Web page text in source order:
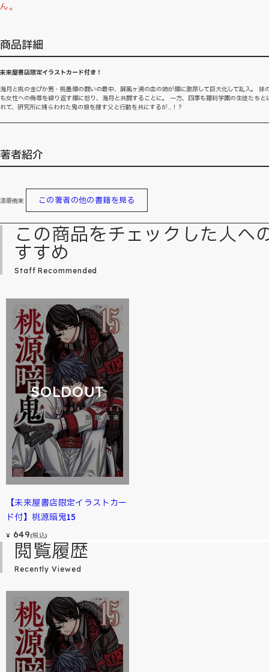
ん。
商品詳細
未来屋書店限定イラストカード付き！
海月と桃の金ぴか男・桃墨輝の闘いの最中、屏風ヶ浦の血の姉が輝に激昂して巨大化して乱入。 妹
も女性への侮辱を繰り返す輝に怒り、海月と共闘することに。 一方、四季も羅刹学園の生徒たちと
れて、研究所に捕らわれた鬼の娘を捜す父と行動を共にするが…！？
著者紹介
漆原侑来 この著者の他の書籍を見る
この商品をチェックした人へ
すすめ
Staff Recommended
SOLDOUT
【未来屋書店限定イラストカー
ド付】桃源暗鬼15
¥ 649(税込)
閲覧履歴
Recently Viewed